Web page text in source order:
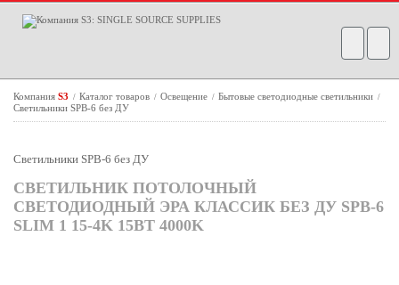
Компания S3 / Каталог товаров / Освещение / Бытовые светодиодные светильники /
Светильники SPB-6 без ДУ
Светильники SPB-6 без ДУ
СВЕТИЛЬНИК ПОТОЛОЧНЫЙ
СВЕТОДИОДНЫЙ ЭРА КЛАССИК БЕЗ ДУ SPB-6
SLIM 1 15-4K 15ВТ 4000K